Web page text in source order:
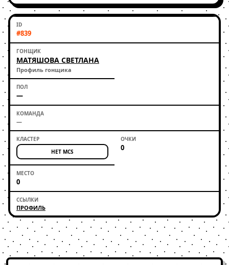
#839
МАТЯШОВА СВЕТЛАНА
Профиль гонщика
—
—
НЕТ MCS 0
0
ПРОФИЛЬ